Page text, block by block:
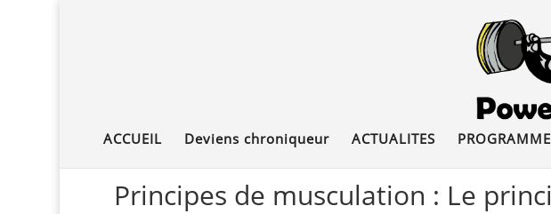
ACCUEIL Deviens chroniqueur ACTUALITES
Principes de musculation : Le